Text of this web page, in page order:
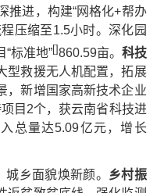
推进，构建“网格化+帮办
压缩至1.5小时。深化园
标准地”[]860.59亩。 科技
型救援无人机配置，拓展
，新增国家高新技术企业
目2个，获云南省科技进
总量达5.09亿元，增长
乡面貌焕新颜。
乡村振